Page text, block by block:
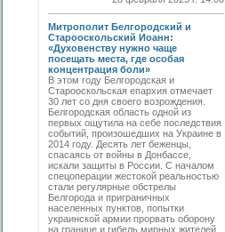
Митрополит Белгородский и
Старооскольский Иоанн:
«Духовенству нужно чаще
посещать места, где особая
концентрация боли»
В этом году Белгородская и
Старооскольская епархия отмечает
30 лет со дня своего возрождения.
Белгородская область одной из
первых ощутила на себе последствия
событий, произошедших на Украине в
2014 году. Десять лет беженцы,
спасаясь от войны в Донбассе,
искали защиты в России. С началом
спецоперации жестокой реальностью
стали регулярные обстрелы
Белгорода и приграничных
населенных пунктов, попытки
украинской армии прорвать оборону
на границе и гибель мирных жителей.